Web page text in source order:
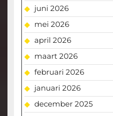
juni 2026
mei 2026
april 2026
maart 2026
februari 2026
januari 2026
december 2025